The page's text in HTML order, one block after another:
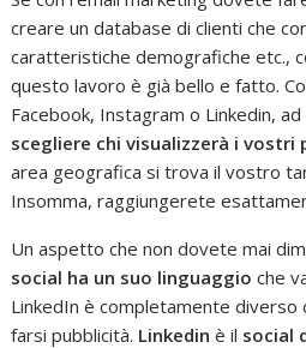
creare un database di clienti che
caratteristiche demografiche etc.,
questo lavoro è già bello e fatto.
Facebook, Instagram o Linkedin,
scegliere chi visualizzerà i vostri
area geografica si trova il vostro
Insomma, raggiungerete
Un aspetto che non dovete mai
social ha un suo linguaggio che
LinkedIn è completamente diverso
farsi pubblicità. Linkedin è il social